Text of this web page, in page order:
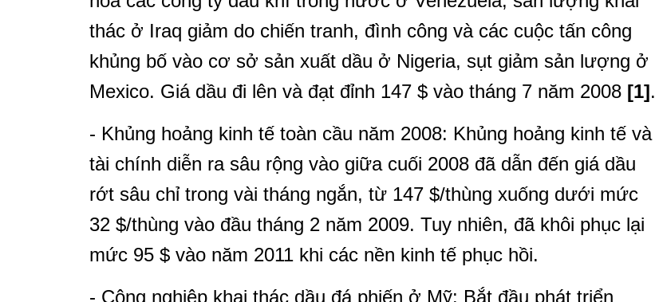
thác ở Iraq giảm do chiến tranh, đình công và các cuộc tấn công
khủng bố vào cơ sở sản xuất dầu ở Nigeria, sụt giảm sản lượng ở
Mexico. Giá dầu đi lên và đạt đỉnh 147 $ vào tháng 7 năm 2008 [1].
- Khủng hoảng kinh tế toàn cầu năm 2008: Khủng hoảng kinh tế và
tài chính diễn ra sâu rộng vào giữa cuối 2008 đã dẫn đến giá dầu
rớt sâu chỉ trong vài tháng ngắn, từ 147 $/thùng xuống dưới mức
32 $/thùng vào đầu tháng 2 năm 2009. Tuy nhiên, đã khôi phục lại
mức 95 $ vào năm 2011 khi các nền kinh tế phục hồi.
- Công nghiệp khai thác dầu đá phiến ở Mỹ: Bắt đầu phát triển